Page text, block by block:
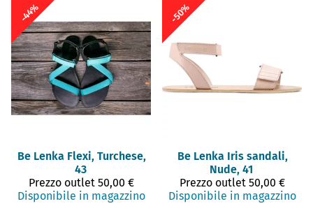
-44%
Be Lenka Flexi, Turchese,
43
Prezzo outlet50,00 €
Disponibile in magazzino
-50%
Be Lenka Iris sandali,
Nude, 41
Prezzo outlet50,00 €
Disponibile in magazzino